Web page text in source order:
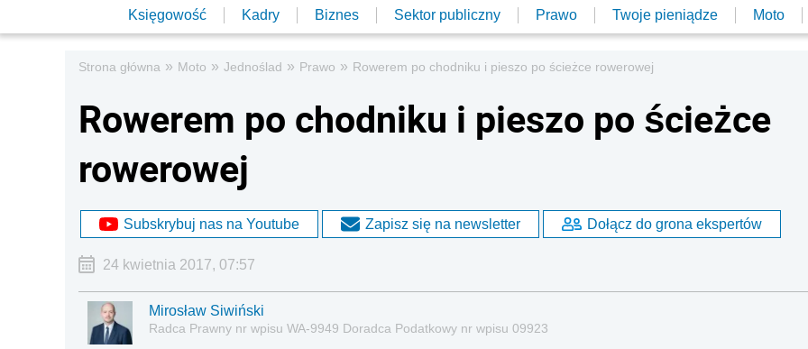
Księgowość Kadry Biznes Sektor publiczny Prawo Twoje pieniądze Moto
Strona główna » Moto » Jednoślad » Prawo » Rowerem po chodniku i pieszo po ścieżce rowerowej
Rowerem po chodniku i pieszo po ścieżce
rowerowej
Subskrybuj nas na Youtube Zapisz się na newsletter Dołącz do grona ekspertów
24 kwietnia 2017, 07:57
Mirosław Siwiński
Radca Prawny nr wpisu WA-9949 Doradca Podatkowy nr wpisu 09923